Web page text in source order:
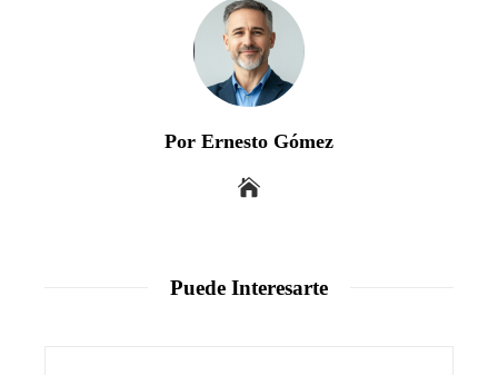
Por Ernesto Gómez
Puede Interesarte